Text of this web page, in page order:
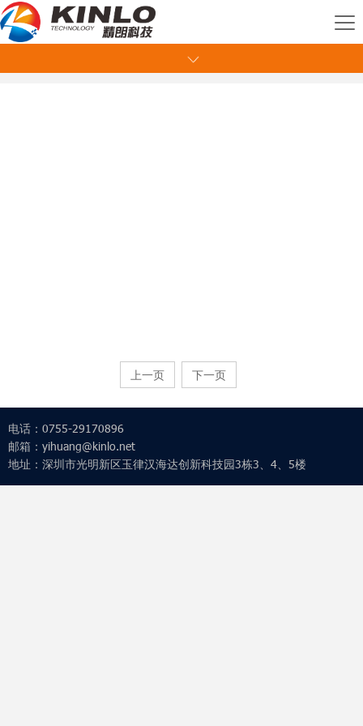
您好! 欢迎登陆深圳市精朗联合科技有限公司
上一页 下一页
电话：0755-29170896
邮箱：yihuang@kinlo.net
地址：深圳市光明新区玉律汉海达创新科技园3栋3、4、5楼